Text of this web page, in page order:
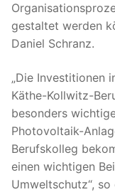
gestaltet werden
Daniel Schranz.
„Die Investitionen
Käthe-Kollwitz-
besonders
Photovoltaik-
Berufskolleg
einen wichtigen
Umweltschutz“,